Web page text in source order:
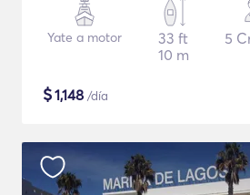
Yate a motor
33 ft
10 m
5
$1,148 /día